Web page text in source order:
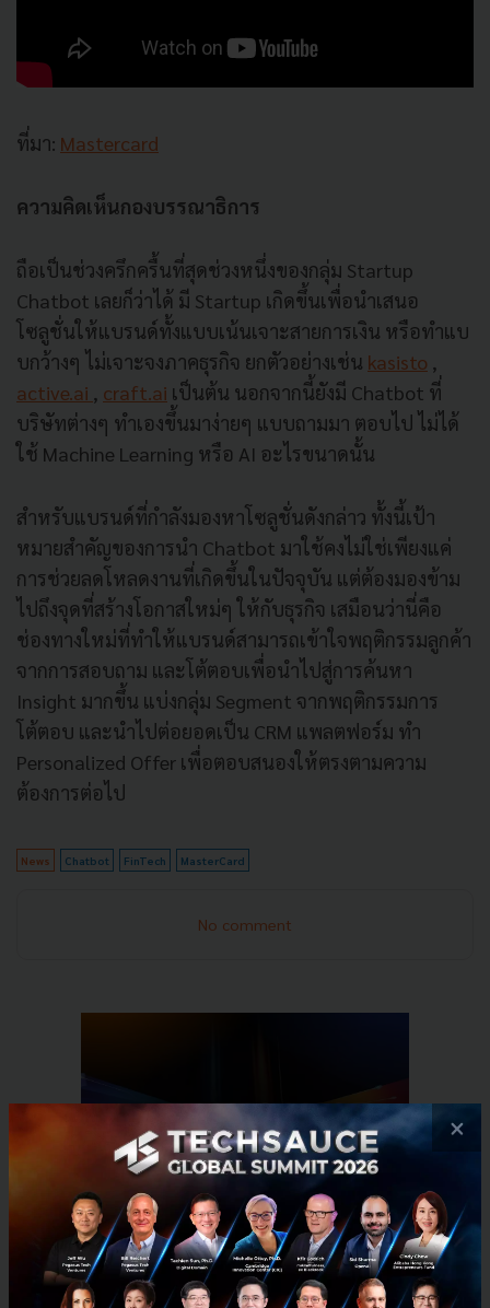
ที่มา: Mastercard
ความคิดเห็นกองบรรณาธิการ
ถือเป็นช่วงครึกครื้นที่สุดช่วงหนึ่งของกลุ่ม Startup
Chatbot เลยก็ว่าได้ มี Startup เกิดขึ้นเพื่อนำเสนอ
โซลูชั่นให้แบรนด์ทั้งแบบเน้นเจาะสายการเงิน หรือทำแบ
บกว้างๆ ไม่เจาะจงภาคธุรกิจ ยกตัวอย่างเช่น kasisto ,
active.ai , craft.ai เป็นต้น นอกจากนี้ยังมี Chatbot ที่
บริษัทต่างๆ ทำเองขึ้นมาง่ายๆ แบบถามมา ตอบไป ไม่ได้
ใช้ Machine Learning หรือ AI อะไรขนาดนั้น
สำหรับแบรนด์ที่กำลังมองหาโซลูชั่นดังกล่าว ทั้งนี้เป้า
หมายสำคัญของการนำ Chatbot มาใช้คงไม่ใช่เพียงแค่
การช่วยลดโหลดงานที่เกิดขึ้นในปัจจุบัน แต่ต้องมองข้าม
ไปถึงจุดที่สร้างโอกาสใหม่ๆ ให้กับธุรกิจ เสมือนว่านี่คือ
ช่องทางใหม่ที่ทำให้แบรนด์สามารถเข้าใจพฤติกรรมลูกค้า
จากการสอบถาม และโต้ตอบเพื่อนำไปสู่การค้นหา
Insight มากขึ้น แบ่งกลุ่ม Segment จากพฤติกรรมการ
โต้ตอบ และนำไปต่อยอดเป็น CRM แพลตฟอร์ม ทำ
Personalized Offer เพื่อตอบสนองให้ตรงตามความ
ต้องการต่อไป
News Chatbot FinTech MasterCard
No comment
×